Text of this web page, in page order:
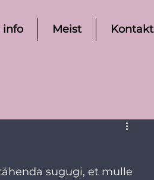
info Meist Kontakt
sugugi, et mulle